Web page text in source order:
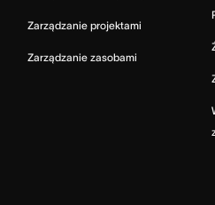
Zarządzanie projektami
Zarządzanie zasobami